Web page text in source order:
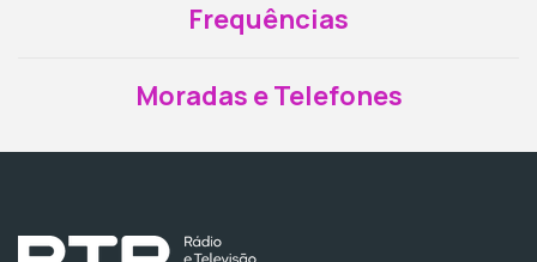
Frequências
Moradas e Telefones